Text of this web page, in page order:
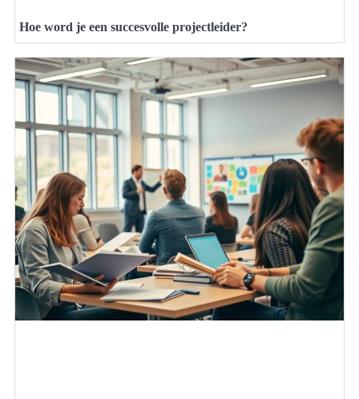
Hoe word je een succesvolle projectleider?